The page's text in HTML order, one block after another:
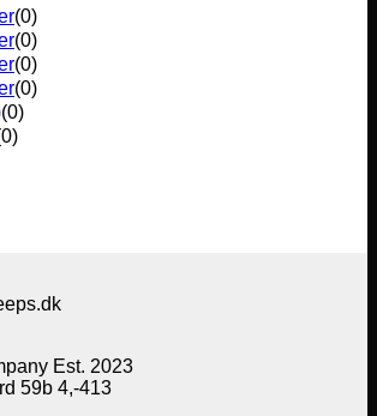
(0)
(0)
(0)
(0)
(0)
0)
Est. 2023
59b 4,-413